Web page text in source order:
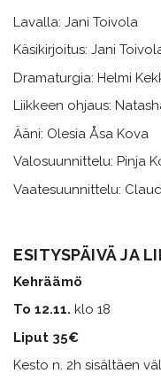
Lavalla: Jani Toivola
Käsikirjoitus: Jani
Dramaturgia: Helmi
Liikkeen ohjaus:
Ääni: Olesia Åsa Kova
Valosuunnittelu: Pinja
Vaatesuunnittelu:
ESITYSPÄIVÄ JA
Kehräämö
To 12.11. klo 18
Liput 35€
Kesto n. 2h sisältäen